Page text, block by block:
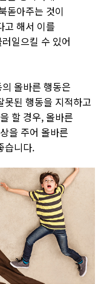
돋아주는 것이
고 해서 이를
일으킬 수 있어
올바른 행동은
못된 행동을 지적하고
할 경우, 올바른
을 주어 올바른
습니다.